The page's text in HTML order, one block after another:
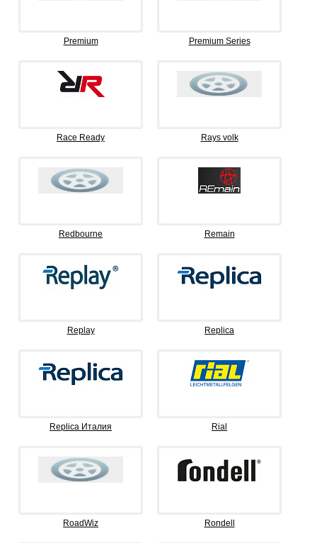
Premium Premium Series
Race Ready Rays volk
Redbourne Remain
Replay Replica
Replica Италия Rial
RoadWiz Rondell